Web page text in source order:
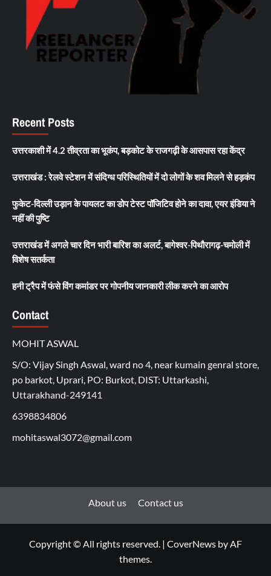
Recent Posts
उत्तरकाशी में 4.2 तीव्रता का भूकंप, बड़कोट के राजगढ़ी के आसपास रहा केंद्र
उत्तराखंड : रेलवे स्टेशन में संदिग्ध परिस्थितियों में दो लोगों के शव मिलने से हड़कंप
फुकेट-दिल्ली उड़ान के पायलट का डोप टेस्ट पॉजिटिव होने का दावा, एयर इंडिया ने
नहीं की पुष्टि
उत्तराखंड में अगले चार दिन भारी बारिश का अलर्ट, बागेश्वर-पिथौरागढ़-चमोली में
विशेष सतर्कता
हनी ट्रैप में फंसे विंग कमांडर पर गोपनीय जानकारी लीक करने का आरोप
Contact
MOHIT ASWAL
S/O: Vijay Singh Aswal, ward no 4, near kumain genral store,
po barkot, Uprari, PO: Burkot, DIST: Uttarkashi,
Uttarakhand-249141
6398834806
mohitaswal3072@gmail.com
About us Contact us
Copyright © All rights reserved. | CoverNews by AF
themes.